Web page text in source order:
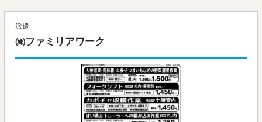
派遣
㈱ファミリアワーク